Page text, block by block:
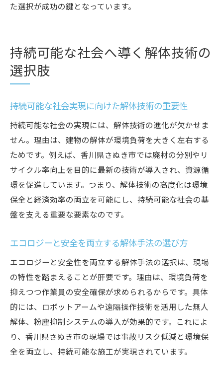
た選択が成功の鍵となっています。
持続可能な社会へ導く解体技術の
選択肢
持続可能な社会実現に向けた解体技術の重要性
持続可能な社会の実現には、解体技術の進化が欠かせま
せん。理由は、建物の解体が環境負荷を大きく左右する
ためです。例えば、香川県さぬき市では廃材の分別やリ
サイクル率向上を目的に最新の技術が導入され、資源循
環を促進しています。つまり、解体技術の高度化は環境
保全と経済効率の両立を可能にし、持続可能な社会の基
盤を支える重要な要素なのです。
エコロジーと安全を両立する解体手法の選び方
エコロジーと安全性を両立する解体手法の選択は、現場
の特性を踏まえることが肝要です。理由は、環境負荷を
抑えつつ作業員の安全確保が求められるからです。具体
的には、ロボットアームや遠隔操作技術を活用した無人
解体、粉塵抑制システムの導入が効果的です。これによ
り、香川県さぬき市の現場では事故リスク低減と環境保
全を両立し、持続可能な施工が実現されています。